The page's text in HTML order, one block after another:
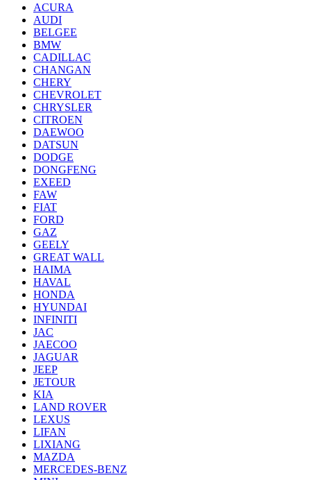
ACURA
AUDI
BELGEE
BMW
CADILLAC
CHANGAN
CHERY
CHEVROLET
CHRYSLER
CITROEN
DAEWOO
DATSUN
DODGE
DONGFENG
EXEED
FAW
FIAT
FORD
GAZ
GEELY
GREAT WALL
HAIMA
HAVAL
HONDA
HYUNDAI
INFINITI
JAC
JAECOO
JAGUAR
JEEP
JETOUR
KIA
LAND ROVER
LEXUS
LIFAN
LIXIANG
MAZDA
MERCEDES-BENZ